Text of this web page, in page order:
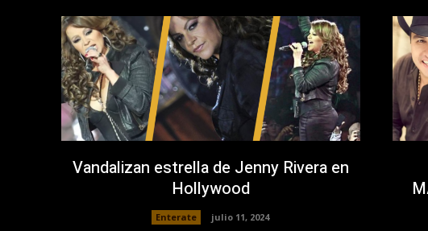
Vandalizan estrella de Jenny Rivera en
Hollywood
Enterate julio 11, 2024